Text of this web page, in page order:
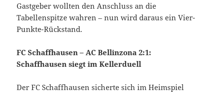
Gastgeber wollten den Anschluss an die
Tabellenspitze wahren – nun wird daraus ein Vier-
Punkte-Rückstand.
FC Schaffhausen – AC Bellinzona 2:1:
Schaffhausen siegt im Kellerduell
Der FC Schaffhausen sicherte sich im Heimspiel